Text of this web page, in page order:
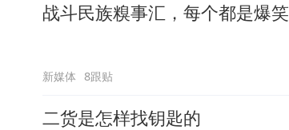
战斗民族糗事汇，每个都是爆笑
新媒体 8跟贴
二货是怎样找钥匙的